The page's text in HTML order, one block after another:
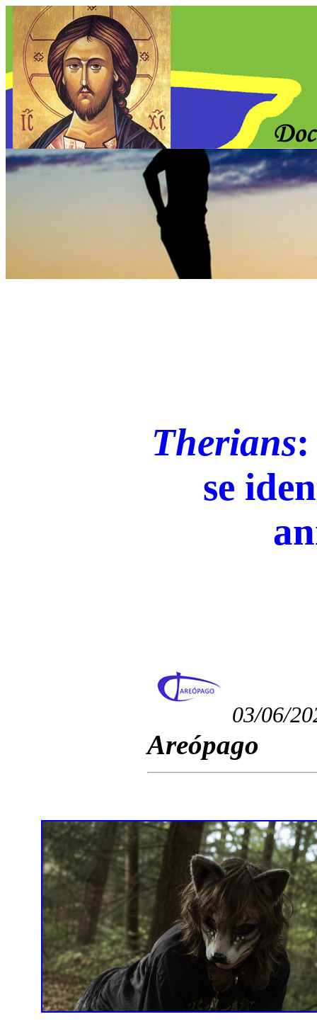
Therians
se
03/06/
Areópago